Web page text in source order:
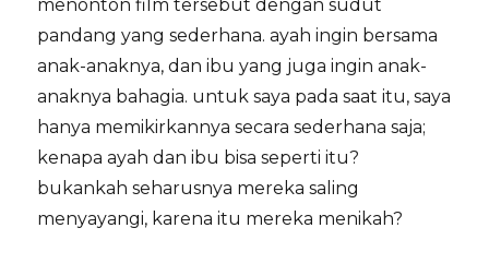
menonton film tersebut dengan sudut
pandang yang sederhana. ayah ingin bersama
anak-anaknya, dan ibu yang juga ingin anak-
anaknya bahagia. untuk saya pada saat itu, saya
hanya memikirkannya secara sederhana saja;
kenapa ayah dan ibu bisa seperti itu?
bukankah seharusnya mereka saling
menyayangi, karena itu mereka menikah?